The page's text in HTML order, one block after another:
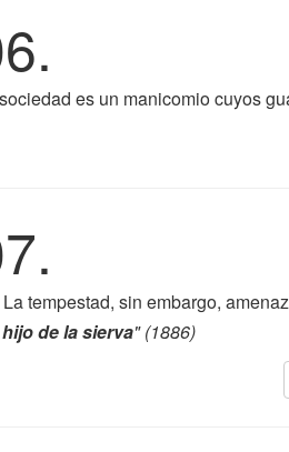
es un manicomio cuyos
La tempestad, sin embargo,
de la sierva" (1886)